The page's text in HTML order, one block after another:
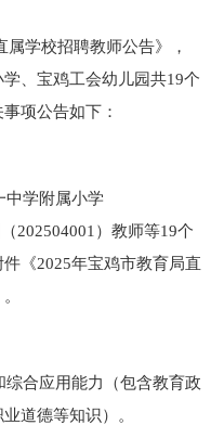
学校招聘教师公告》，
、宝鸡工会幼儿园共19个
项公告如下：
中学附属小学
202504001）教师等19个
《2025年宝鸡市教育局直
合应用能力（包含教育政
道德等知识）。